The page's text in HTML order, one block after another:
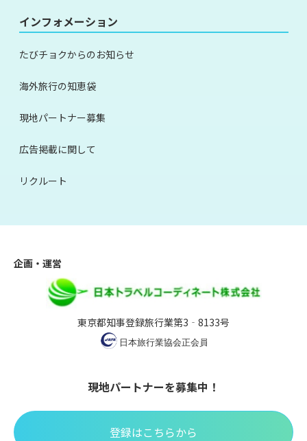
インフォメーション
たびチョクからのお知らせ
海外旅行の知恵袋
現地パートナー募集
広告掲載に関して
リクルート
企画・運営
東京都知事登録旅行業第3‐8133号
現地パートナーを募集中！
登録はこちらから